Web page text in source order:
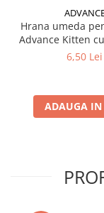
Hrana umeda
Advance Kitten
6,50 Lei
ADAUGA IN